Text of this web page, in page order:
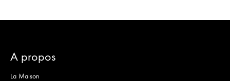
A propos
La Maison